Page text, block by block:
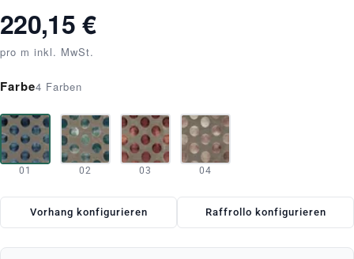
220,15 €
pro m inkl. MwSt.
Farbe4 Farben
01 02 03 04
Vorhang konfigurieren Raffrollo konfigurieren